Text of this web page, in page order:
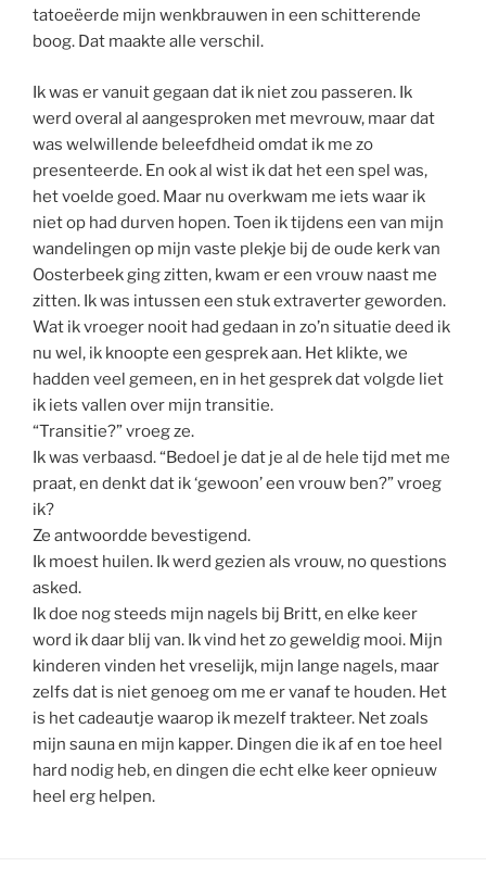
tatoeëerde mijn wenkbrauwen in een schitterende
boog. Dat maakte alle verschil.
Ik was er vanuit gegaan dat ik niet zou passeren. Ik
werd overal al aangesproken met mevrouw, maar dat
was welwillende beleefdheid omdat ik me zo
presenteerde. En ook al wist ik dat het een spel was,
het voelde goed. Maar nu overkwam me iets waar ik
niet op had durven hopen. Toen ik tijdens een van mijn
wandelingen op mijn vaste plekje bij de oude kerk van
Oosterbeek ging zitten, kwam er een vrouw naast me
zitten. Ik was intussen een stuk extraverter geworden.
Wat ik vroeger nooit had gedaan in zo’n situatie deed ik
nu wel, ik knoopte een gesprek aan. Het klikte, we
hadden veel gemeen, en in het gesprek dat volgde liet
ik iets vallen over mijn transitie.
“Transitie?” vroeg ze.
Ik was verbaasd. “Bedoel je dat je al de hele tijd met me
praat, en denkt dat ik ‘gewoon’ een vrouw ben?” vroeg
ik?
Ze antwoordde bevestigend.
Ik moest huilen. Ik werd gezien als vrouw, no questions
asked.
Ik doe nog steeds mijn nagels bij Britt, en elke keer
word ik daar blij van. Ik vind het zo geweldig mooi. Mijn
kinderen vinden het vreselijk, mijn lange nagels, maar
zelfs dat is niet genoeg om me er vanaf te houden. Het
is het cadeautje waarop ik mezelf trakteer. Net zoals
mijn sauna en mijn kapper. Dingen die ik af en toe heel
hard nodig heb, en dingen die echt elke keer opnieuw
heel erg helpen.